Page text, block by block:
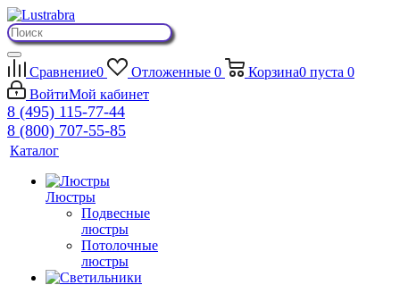
Сравнение0 Отложенные 0 Корзина0 пуста 0
ВойтиМой кабинет
8 (495) 115-77-44
8 (800) 707-55-85
Каталог
Люстры
Подвесные
люстры
Потолочные
люстры